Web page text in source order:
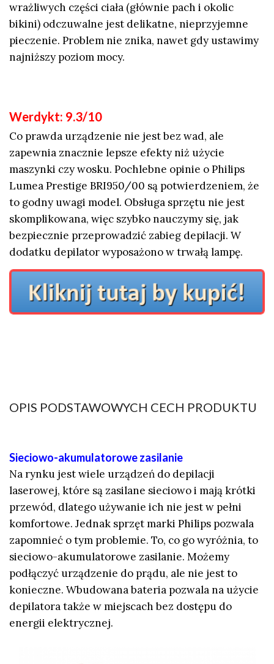
wrażliwych części ciała (głównie pach i okolic
bikini) odczuwalne jest delikatne, nieprzyjemne
pieczenie. Problem nie znika, nawet gdy ustawimy
najniższy poziom mocy.
Werdykt: 9.3/10
Co prawda urządzenie nie jest bez wad, ale
zapewnia znacznie lepsze efekty niż użycie
maszynki czy wosku. Pochlebne opinie o Philips
Lumea Prestige BRI950/00 są potwierdzeniem, że
to godny uwagi model. Obsługa sprzętu nie jest
skomplikowana, więc szybko nauczymy się, jak
bezpiecznie przeprowadzić zabieg depilacji. W
dodatku depilator wyposażono w trwałą lampę.
OPIS PODSTAWOWYCH CECH PRODUKTU
Sieciowo-akumulatorowe zasilanie
Na rynku jest wiele urządzeń do depilacji
laserowej, które są zasilane sieciowo i mają krótki
przewód, dlatego używanie ich nie jest w pełni
komfortowe. Jednak sprzęt marki Philips pozwala
zapomnieć o tym problemie. To, co go wyróżnia, to
sieciowo-akumulatorowe zasilanie. Możemy
podłączyć urządzenie do prądu, ale nie jest to
konieczne. Wbudowana bateria pozwala na użycie
depilatora także w miejscach bez dostępu do
energii elektrycznej.